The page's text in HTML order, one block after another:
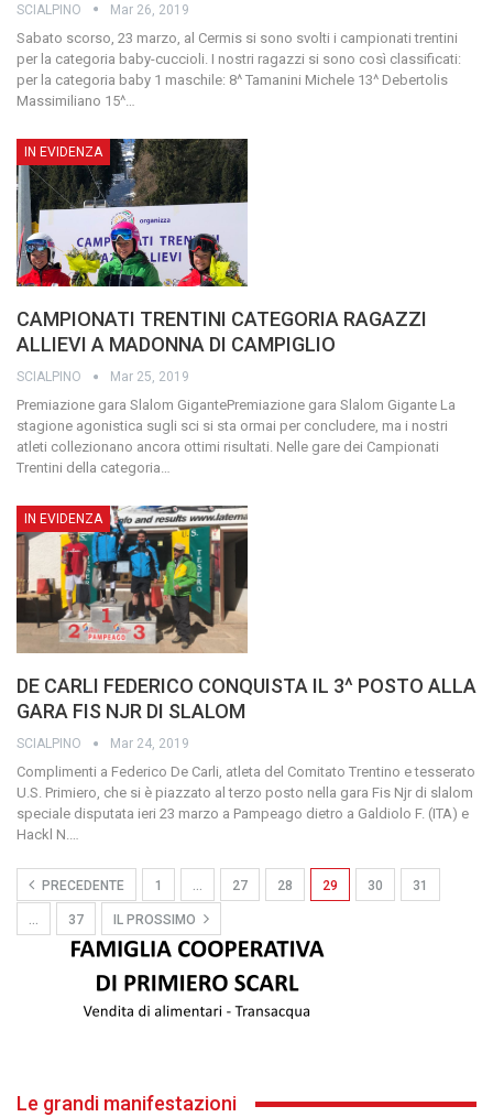
SCIALPINO Mar 26, 2019
Sabato scorso, 23 marzo, al Cermis si sono svolti i campionati trentini
per la categoria baby-cuccioli. I nostri ragazzi si sono così classificati:
per la categoria baby 1 maschile: 8^ Tamanini Michele 13^ Debertolis
Massimiliano 15^
IN EVIDENZA
CAMPIONATI TRENTINI CATEGORIA RAGAZZI
ALLIEVI A MADONNA DI CAMPIGLIO
SCIALPINO Mar 25, 2019
Premiazione gara Slalom GigantePremiazione gara Slalom Gigante La
stagione agonistica sugli sci si sta ormai per concludere, ma i nostri
atleti collezionano ancora ottimi risultati. Nelle gare dei Campionati
Trentini della categoria
IN EVIDENZA
DE CARLI FEDERICO CONQUISTA IL 3^ POSTO ALLA
GARA FIS NJR DI SLALOM
SCIALPINO Mar 24, 2019
Complimenti a Federico De Carli, atleta del Comitato Trentino e tesserato
U.S. Primiero, che si è piazzato al terzo posto nella gara Fis Njr di slalom
speciale disputata ieri 23 marzo a Pampeago dietro a Galdiolo F. (ITA) e
Hackl N.…
PRECEDENTE 1 … 27 28 29 30 31
… 37 IL PROSSIMO
Le grandi manifestazioni